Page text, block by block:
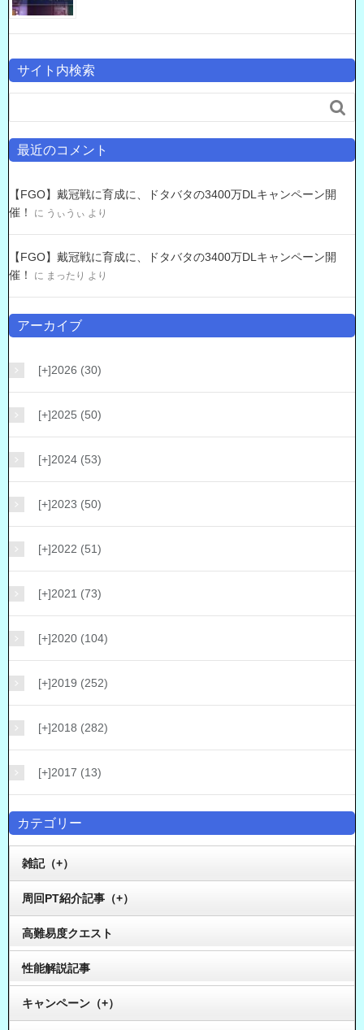
サイト内検索

最近のコメント
【FGO】戴冠戦に育成に、ドタバタの3400万DLキャンペーン開
催！
に うぃうぃ より
【FGO】戴冠戦に育成に、ドタバタの3400万DLキャンペーン開
催！
に まったり より
アーカイブ
[+]2026 (30)
[+]2025 (50)
[+]2024 (53)
[+]2023 (50)
[+]2022 (51)
[+]2021 (73)
[+]2020 (104)
[+]2019 (252)
[+]2018 (282)
[+]2017 (13)
カテゴリー
雑記（+）
周回PT紹介記事（+）
高難易度クエスト
性能解説記事
キャンペーン（+）